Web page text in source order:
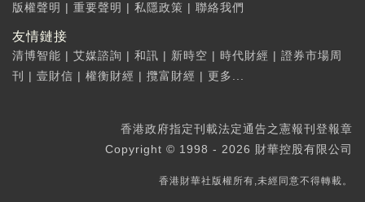
版權聲明 | 重要聲明 | 私隱政策 | 聯絡我們
友情鏈接
清博智能 | 艾媒諮詢 | 和訊 | 新時空 | 時代財經 | 證券市場周
刊
| 壹財信 | 權衡財經 | 攬富財經 | 更多...
香港政府指定刊載法定通告之憲報刊登報章
Copyright © 1998 - 2026 財華控股有限公司
香港財華社版權所有,未經同意不得轉載。